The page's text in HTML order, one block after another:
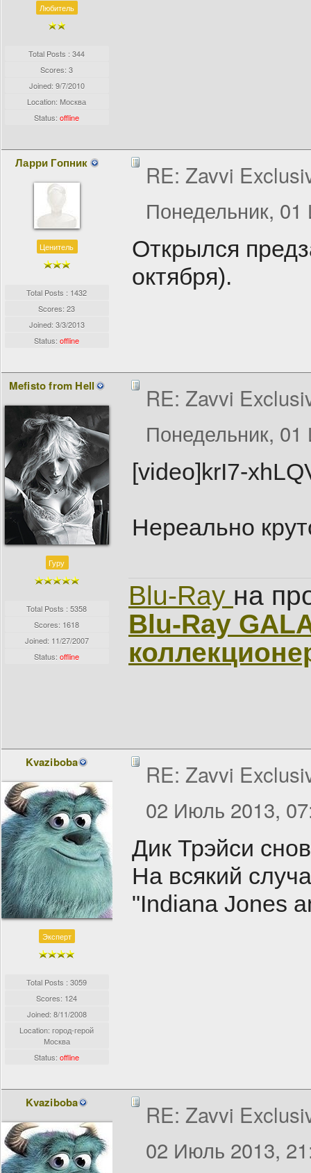
Любитель
Total Posts : 344
Scores: 3
Joined: 9/7/2010
Location: Москва
Status:offline
Ларри Гопник
Ценитель
Total Posts : 1432
Scores: 23
Joined: 3/3/2013
Status:offline
RE: Zavvi
Понедельник,
Открылся
октября).
Mefisto from Hell
Гуру
Total Posts : 5358
Scores: 1618
Joined: 11/27/2007
Status:offline
RE: Zavvi
Понедельник,
[video]krI7-
Нереально
Blu-Ray на
Blu-Ray
Kvaziboba
Эксперт
Total Posts : 3059
Scores: 124
Joined: 8/11/2008
Location: город-герой
Москва
Status:offline
RE: Zavvi
02 Июль 2013,
Дик Трэйси
На всякий
"Indiana Jones
Kvaziboba
RE: Zavvi
02 Июль 2013,